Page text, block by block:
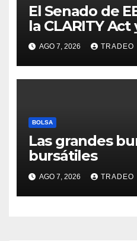
El Senado de
la CLARITY Act
aprobación en
AGO 7, 2026 TRADEO
BOLSA
Las grandes
bursátiles
AGO 7, 2026 TRADEO